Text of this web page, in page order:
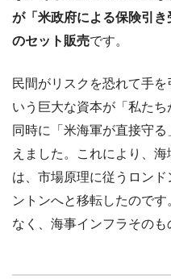
が「米政府による保険引き
のセット販売です。
民間がリスクを恐れて手
いう巨大な資本が「私たち
同時に「米海軍が直接守
えました。これにより、
は、市場原理に従うロン
ントンへと移転したので
なく、海事インフラそのも